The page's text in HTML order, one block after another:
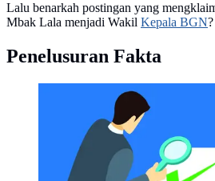
Lalu benarkah postingan yang
Mbak Lala menjadi Wakil Kepala BGN?
Penelusuran Fakta
CEK FAKTA Liputan6